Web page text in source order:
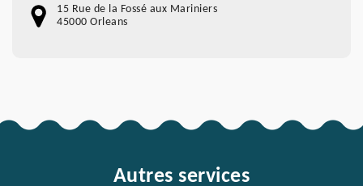
15 Rue de la Fossé aux Mariniers
45000 Orleans
Autres services